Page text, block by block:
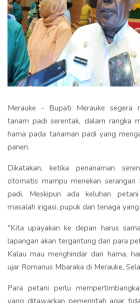
Merauke - Bupati Merauke segera
tanam padi serentak, dalam rangka
hama pada tanaman padi yang
panen.
Dikatakan, ketika penanaman
otomatis mampu menekan serangan
padi. Meskipun ada keluhan
masalah irigasi, pupuk dan tenaga
"Kita upayakan ke depan harus
lapangan akan tergantung dari para
Kalau mau menghindar dari hama,
ujar Romanus Mbaraka di Merauke,
Para petani perlu
yang ditawarkan pemerintah agar